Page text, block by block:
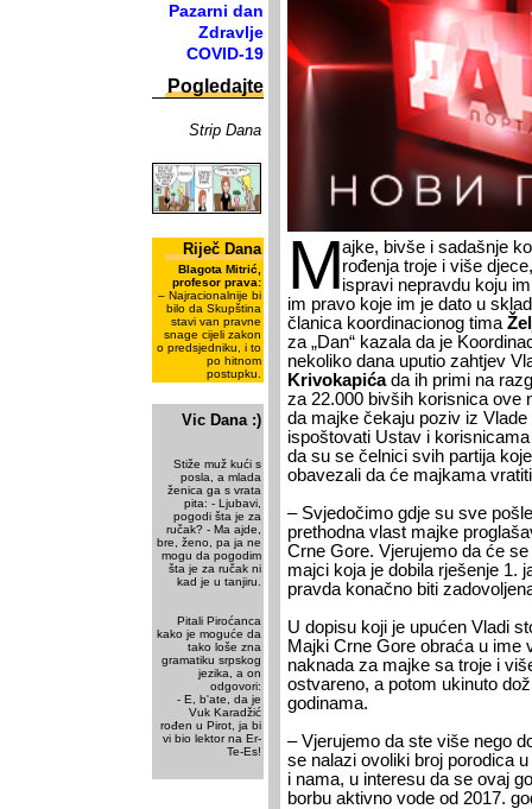
Pazarni dan
Zdravlje
COVID-19
Pogledajte
Strip Dana
Riječ Dana
Blagota Mitrić,
profesor prava:
– Najracionalnije bi
bilo da Skupština
stavi van pravne
snage cijeli zakon
o predsjedniku, i to
po hitnom
postupku.
Vic Dana :)
Stiže muž kući s
posla, a mlada
ženica ga s vrata
pita: - Ljubavi,
pogodi šta je za
ručak? - Ma ajde,
bre, ženo, pa ja ne
mogu da pogodim
šta je za ručak ni
kad je u tanjiru.
Pitali Piroćanca
kako je moguće da
tako loše zna
gramatiku srpskog
jezika, a on
odgovori:
- E, b'ate, da je
Vuk Karadžić
rođen u Pirot, ja bi
vi bio lektor na Er-
Te-Es!
Majke, bivše i sadašnje
rođenja troje i više
ispravi nepravdu koju
im pravo koje im je dato u
članica koordinacionog tima
za „Dan“ kazala da je
nekoliko dana uputio zahtjev
Krivokapićada ih primi na
za 22.000 bivših korisnica ove
da majke čekaju poziv iz
ispoštovati Ustav i
da su se čelnici svih partija
obavezali da će majkama
– Svjedočimo gdje su sve
prethodna vlast majke
Crne Gore. Vjerujemo da će
majci koja je dobila rješenje 1.
pravda konačno biti
U dopisu koji je upućen Vladi
Majki Crne Gore obraća u ime
naknada za majke sa troje i
ostvareno, a potom ukinuto
godinama.
– Vjerujemo da ste više nego
se nalazi ovoliki broj porodica
i nama, u interesu da se ovaj
borbu aktivno vode od 2017.